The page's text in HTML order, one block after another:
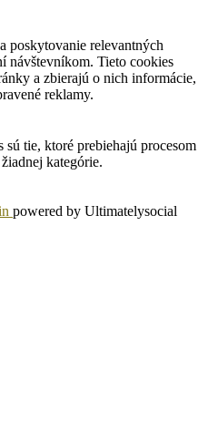
poskytovanie relevantných
návštevníkom. Tieto cookies
a zbierajú o nich informácie,
reklamy.
sú tie, ktoré prebiehajú procesom
kategórie.
powered by Ultimatelysocial